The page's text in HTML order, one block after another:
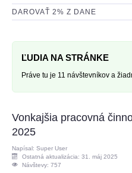
DAROVAŤ 2% Z DANE
ĽUDIA NA STRÁNKE
Práve tu je 11 návštevníkov a
Vonkajšia pracovná
2025
Napísal: Super User
Ostatná aktualizácia: 31. máj 2025
Návštevy: 757